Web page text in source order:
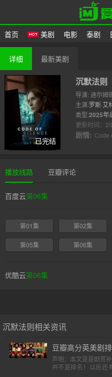
首页 美剧 电影 泰剧
详细 最新美剧
已完结
沉默法则
导演: 迪尔姆
主演:罗斯·艾
巴肯 安德鲁·
类型:2025年
更新时间：
剧情: Code
播放线路 豆瓣评论
百度云第06集
第01集 第02集
第05集 第06集
优酷云第06集
沉默法则相关资讯
豆瓣高分英美剧
声明：本文是是剧荒
并不是排名！以后还